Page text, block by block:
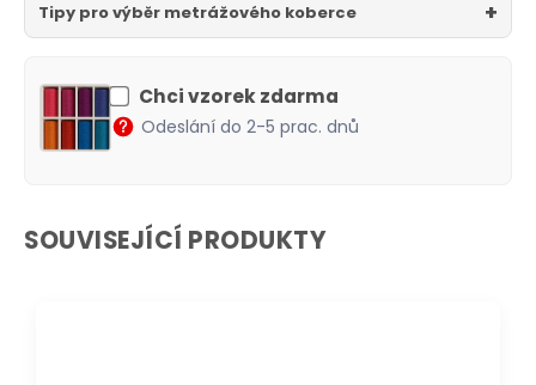
Tipy pro výběr metrážového koberce
Chci vzorek zdarma
Odeslání do 2-5 prac. dnů
SOUVISEJÍCÍ PRODUKTY